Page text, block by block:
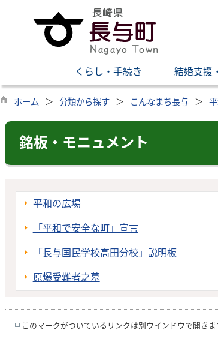
くらし・手続き 結婚支援
ホーム 分類から探す こんなまち長与
銘板・モニュメント
平和の広場
「平和で安全な町」宣言
「長与国民学校高田分校」説明板
原爆受難者之墓
このマークがついているリンクは別ウインドウで開きま